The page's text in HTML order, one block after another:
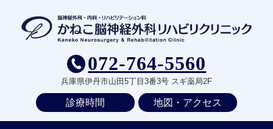
072-764-5560
兵庫県伊丹市山田5丁目3番3号 スギ薬局2F
診療時間 地図・アクセス